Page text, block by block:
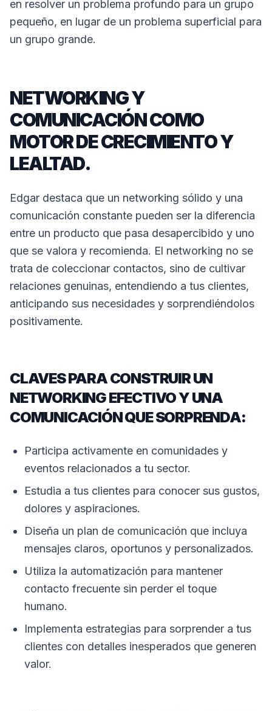
en resolver un problema profundo para un grupo
pequeño, en lugar de un problema superficial para
un grupo grande.
NETWORKING Y
COMUNICACIÓN COMO
MOTOR DE CRECIMIENTO Y
LEALTAD.
Edgar destaca que un networking sólido y una
comunicación constante pueden ser la diferencia
entre un producto que pasa desapercibido y uno
que se valora y recomienda. El networking no se
trata de coleccionar contactos, sino de cultivar
relaciones genuinas, entendiendo a tus clientes,
anticipando sus necesidades y sorprendiéndolos
positivamente.
CLAVES PARA CONSTRUIR UN
NETWORKING EFECTIVO Y UNA
COMUNICACIÓN QUE SORPRENDA:
Participa activamente en comunidades y
eventos relacionados a tu sector.
Estudia a tus clientes para conocer sus gustos,
dolores y aspiraciones.
Diseña un plan de comunicación que incluya
mensajes claros, oportunos y personalizados.
Utiliza la automatización para mantener
contacto frecuente sin perder el toque
humano.
Implementa estrategias para sorprender a tus
clientes con detalles inesperados que generen
valor.